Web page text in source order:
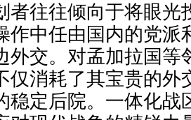
者往往倾向于将眼光
作中任由国内的党派
外交。对孟加拉国等
仅消耗了其宝贵的外
稳定后院。一体化战